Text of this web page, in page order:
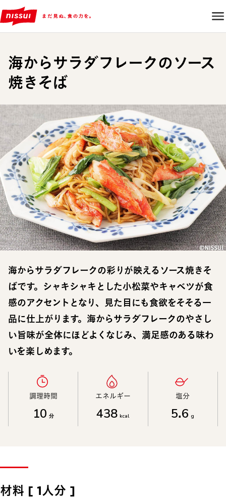
海からサラダフレークのソース
焼きそば
海からサラダフレークの彩りが映えるソース焼きそ
ばです。シャキシャキとした小松菜やキャベツが食
感のアクセントとなり、見た目にも食欲をそそる一
品に仕上がります。海からサラダフレークのやさし
い旨味が全体にほどよくなじみ、満足感のある味わ
いを楽しめます。
調理時間​
10 分
エネルギー​
438 kcal
塩分​
5.6 g
材料 [ 1人分 ]